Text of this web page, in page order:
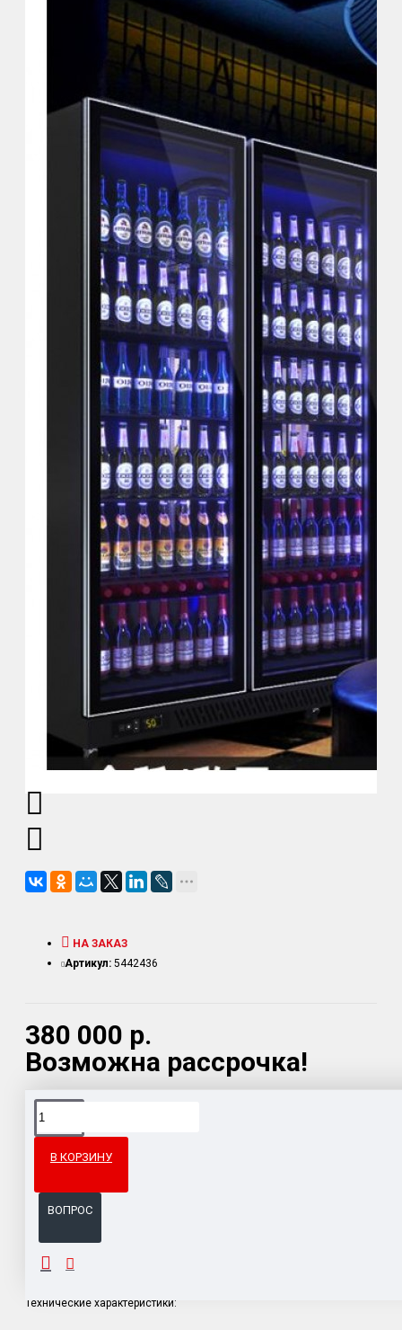
380 000 р.
Возможна рассрочка!
НА ЗАКАЗ
Артикул: 5442436
В КОРЗИНУ
ВОПРОС
Доставка товара по всему Таможенному союзу.
ОПИСАНИЕ
Технические характеристики: